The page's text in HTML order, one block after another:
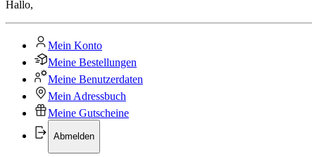
Hallo,
Mein Konto
Meine Bestellungen
Meine Benutzerdaten
Mein Adressbuch
Meine Gutscheine
Abmelden